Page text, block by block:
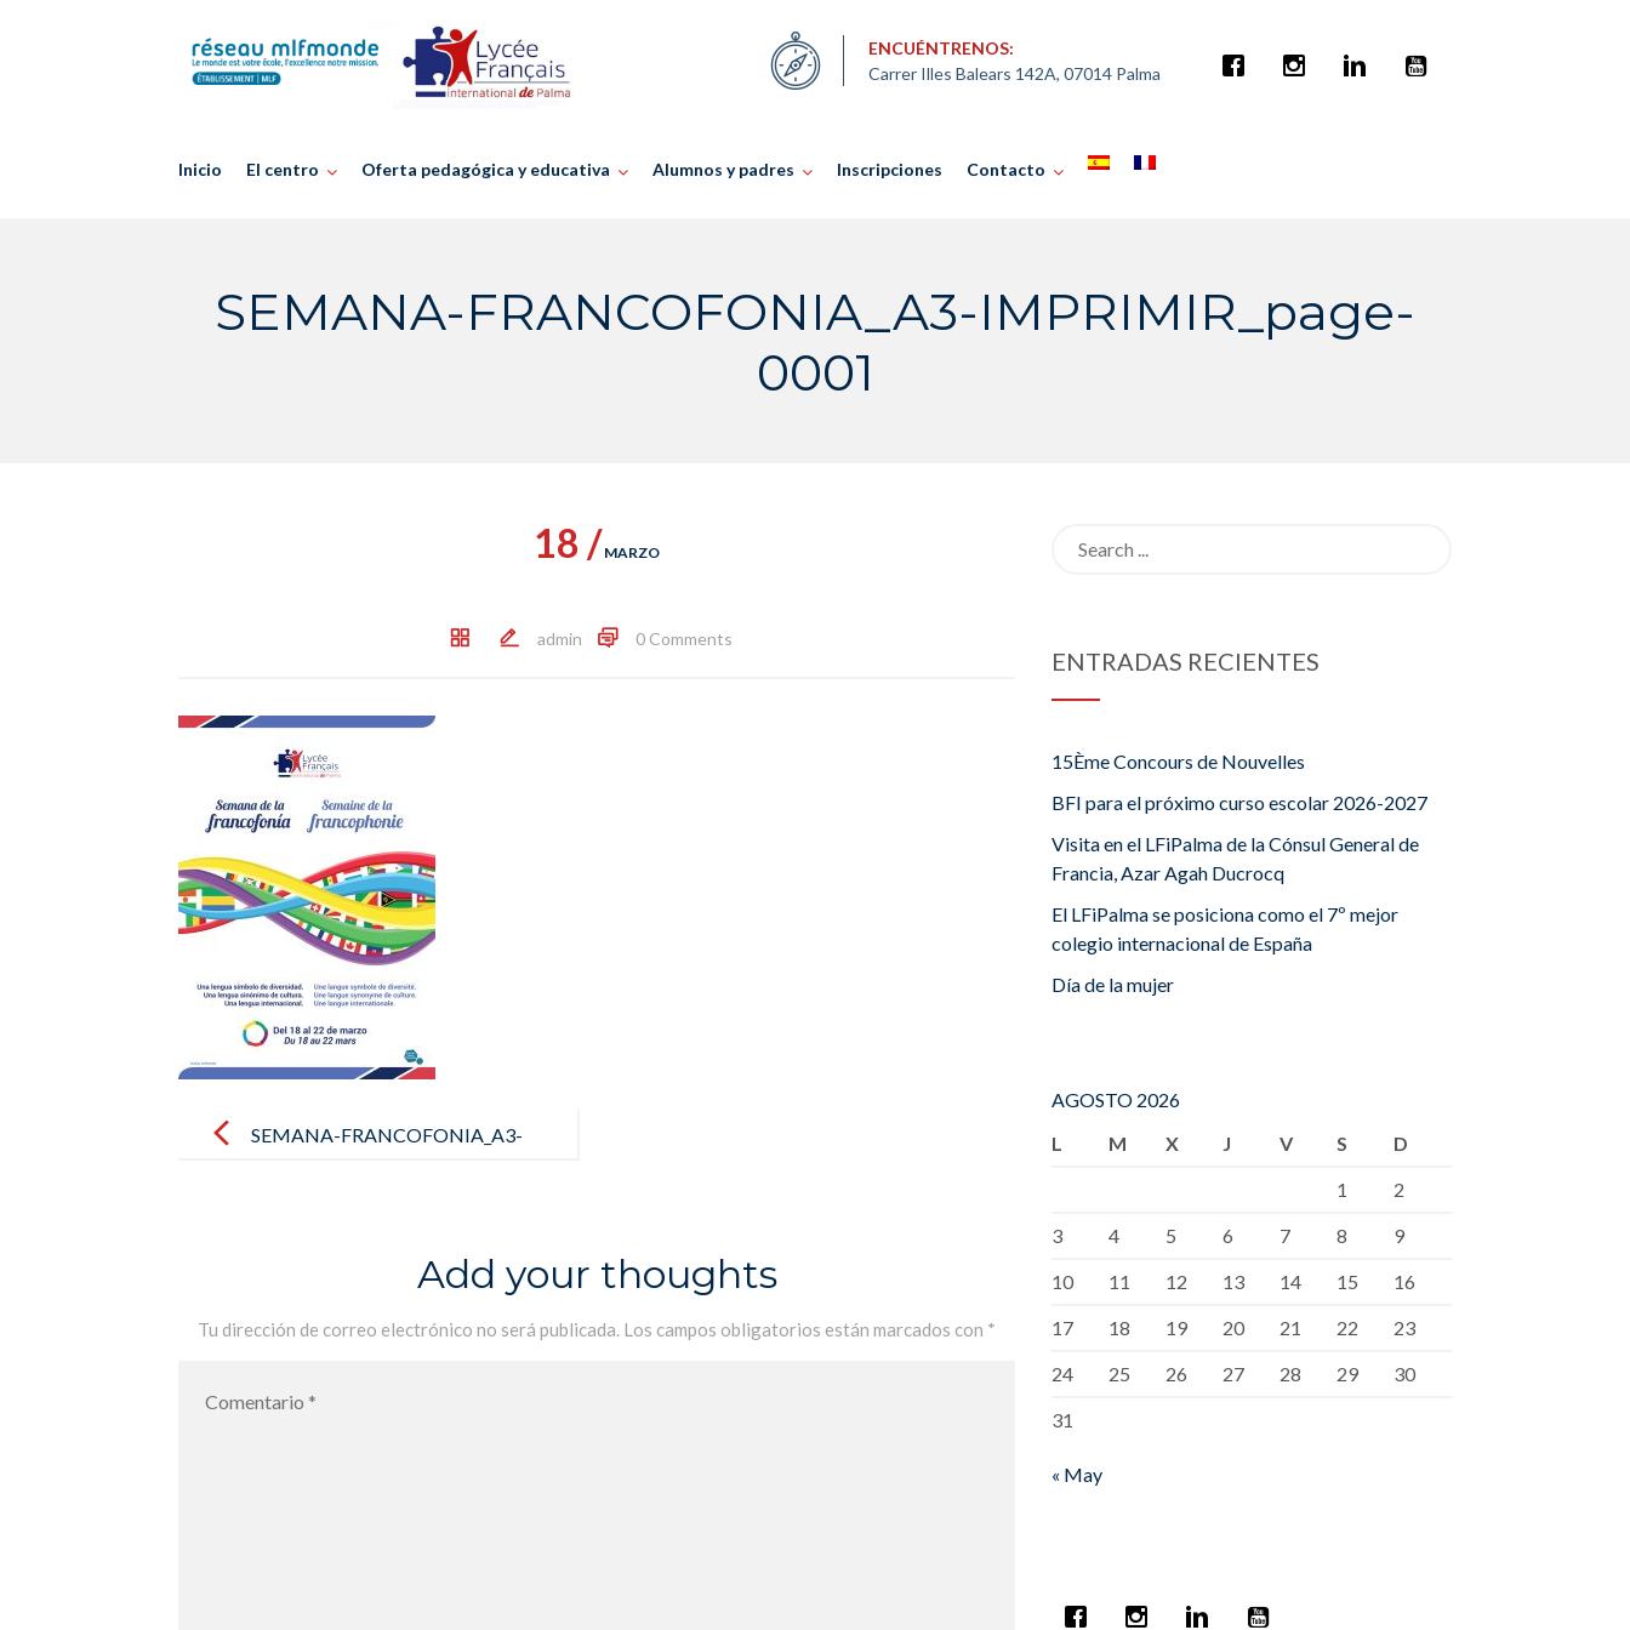
ENCUÉNTRENOS:
Carrer Illes Balears 142A, 07014 Palma
Inicio El centro Oferta pedagógica y educativa Alumnos y padres Inscripciones Contacto
SEMANA-FRANCOFONIA_A3-IMPRIMIR_page-
0001
18 / MARZO
admin 0 Comments
navigationSEMANA-FRANCOFONIA_A3-
Add your thoughts
Tu dirección de correo electrónico no será publicada. Los campos obligatorios están marcados con *
ENTRADAS RECIENTES
15Ème Concours de Nouvelles
BFI para el próximo curso escolar 2026-2027
Visita en el LFiPalma de la Cónsul General de
Francia, Azar Agah Ducrocq
El LFiPalma se posiciona como el 7º mejor
colegio internacional de España
Día de la mujer
AGOSTO 2026
L
M X J V S
D
1
2
3
4 5 6 7 8
9
10
11 12 13 14 15
16
17
18 19 20 21 22
23
24
25 26 27 28 29
30
31
« May